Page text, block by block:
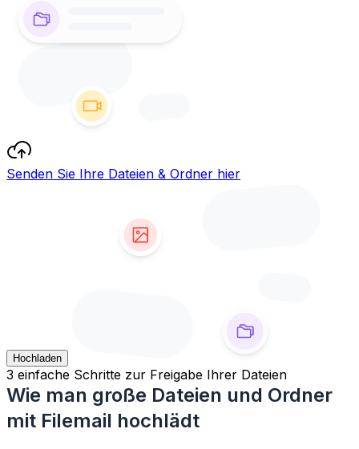
Senden Sie Ihre Dateien & Ordner hier
Hochladen
3 einfache Schritte zur Freigabe Ihrer Dateien
Wie man große Dateien und Ordner
mit Filemail hochlädt